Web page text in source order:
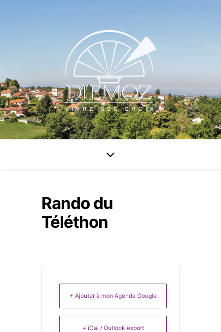
Rando du
Téléthon
+ Ajouter à mon Agenda Google
+ iCal / Outlook export